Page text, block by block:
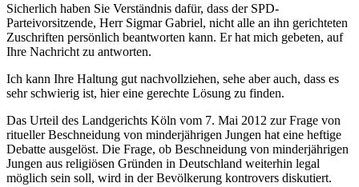
Sicherlich haben Sie Verständnis dafür, dass der SPD-
Parteivorsitzende, Herr Sigmar Gabriel, nicht alle an ihn gerichteten
Zuschriften persönlich beantworten kann. Er hat mich gebeten, auf
Ihre Nachricht zu antworten.
Ich kann Ihre Haltung gut nachvollziehen, sehe aber auch, dass es
sehr schwierig ist, hier eine gerechte Lösung zu finden.
Das Urteil des Landgerichts Köln vom 7. Mai 2012 zur Frage von
ritueller Beschneidung von minderjährigen Jungen hat eine heftige
Debatte ausgelöst. Die Frage, ob Beschneidung von minderjährigen
Jungen aus religiösen Gründen in Deutschland weiterhin legal
möglich sein soll, wird in der Bevölkerung kontrovers diskutiert.